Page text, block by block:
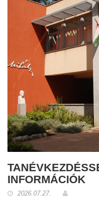
INFORMÁCIÓK
2026.07.27.